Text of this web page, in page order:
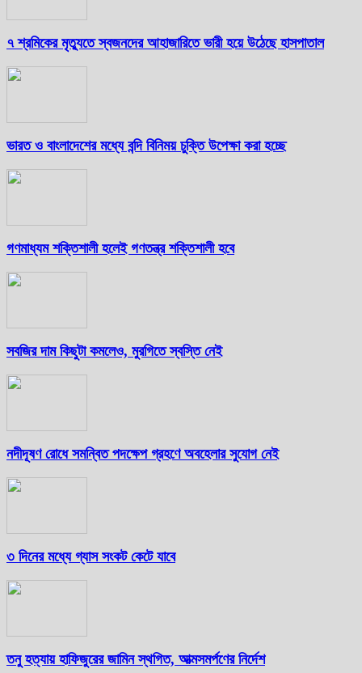
৭ শ্রমিকের মৃত্যুতে স্বজনদের আহাজারিতে ভারী হয়ে উঠেছে হাসপাতাল
ভারত ও বাংলাদেশের মধ্যে বন্দি বিনিময় চুক্তি উপেক্ষা করা হচ্ছে
গণমাধ্যম শক্তিশালী হলেই গণতন্ত্র শক্তিশালী হবে
সবজির দাম কিছুটা কমলেও, মুরগিতে স্বস্তি নেই
নদীদূষণ রোধে সমন্বিত পদক্ষেপ গ্রহণে অবহেলার সুযোগ নেই
৩ দিনের মধ্যে গ্যাস সংকট কেটে যাবে
তনু হত্যায় হাফিজুরের জামিন স্থগিত, আত্মসমর্পণের নির্দেশ